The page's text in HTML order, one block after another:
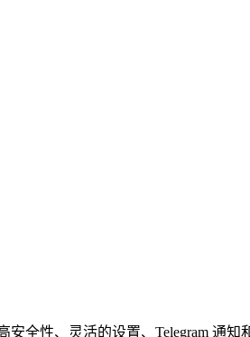
全性、灵活的设置、Telegram 通知